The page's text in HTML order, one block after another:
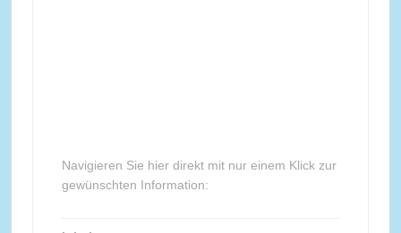
Navigieren Sie hier direkt mit nur einem Klick zur
gewünschten Information: